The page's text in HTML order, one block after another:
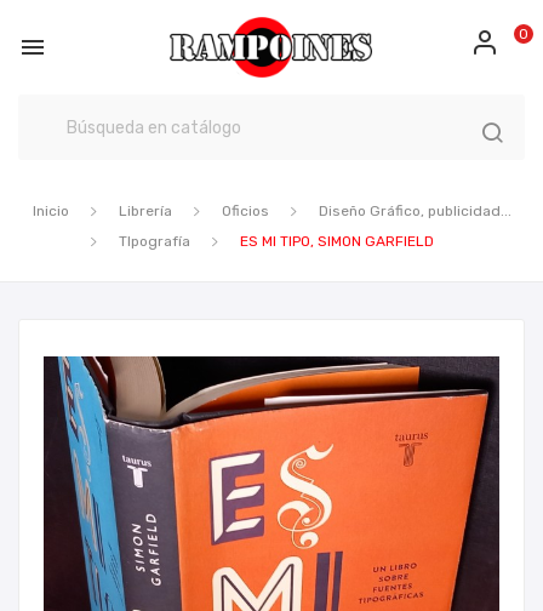
 0
Inicio Librería Oficios
Diseño Gráfico, publicidad...
TIpografía
ES MI TIPO, SIMON GARFIELD